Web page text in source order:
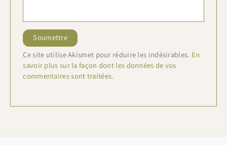
Ce site utilise Akismet pour réduire les indésirables. En
savoir plus sur la façon dont les données de vos
commentaires sont traitées.